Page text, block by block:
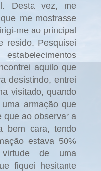
Desta vez, me
me mostrasse
me ao principal
resido. Pesquisei
aquilo que
desistindo, entrei
visitado, quando
armação que
que ao observar a
bem cara, tendo
estava 50%
de uma
fiquei hesitante